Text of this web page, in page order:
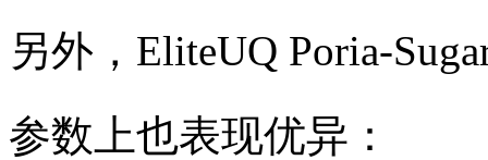
另外，EliteUQ Poria-
参数上也表现优异：